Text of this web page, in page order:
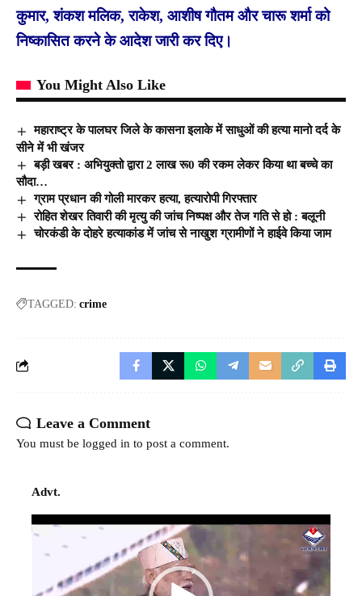
कुमार, शंकश मलिक, राकेश, आशीष गौतम और चारू शर्मा को
निष्कासित करने के आदेश जारी कर दिए।
You Might Also Like
महाराष्ट्र के पालघर जिले के कासना इलाके में साधुओं की हत्या मानो दर्द के
सीने में भी खंजर
बड़ी खबर : अभियुक्तो द्वारा 2 लाख रू0 की रकम लेकर किया था बच्चे का
सौदा…
ग्राम प्रधान की गोली मारकर हत्या, हत्यारोपी गिरफ्तार
रोहित शेखर तिवारी की मृत्यु की जांच निष्पक्ष और तेज गति से हो : बलूनी
चोरकंडी के दोहरे हत्याकांड में जांच से नाखुश ग्रामीणों ने हाईवे किया जाम
TAGGED: crime
Leave a Comment
You must be logged in to post a comment.
Advt.
Video